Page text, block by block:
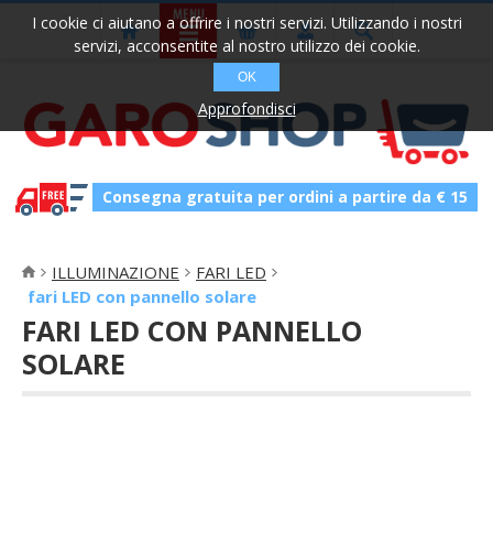
Consegna gratuita per ordini a partire da € 15
ILLUMINAZIONE
FARI LED
fari LED con pannello solare
FARI LED CON PANNELLO
SOLARE
I cookie ci aiutano a offrire i nostri servizi. Utilizzando i nostri
servizi, acconsentite al nostro utilizzo dei cookie.
OK
Approfondisci